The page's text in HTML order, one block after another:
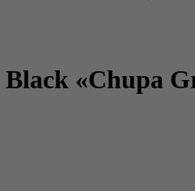
«Chupa